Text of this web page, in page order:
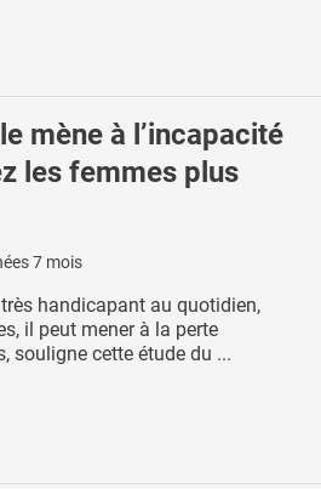
mène à l’incapacité
les femmes plus
7 mois
handicapant au quotidien,
il peut mener à la perte
souligne cette étude du ...